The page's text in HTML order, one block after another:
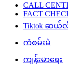
CALL
FACT
Tiktok ဆယ်လီ
ကံစမ်းမဲ
ကျန်းမာရေး